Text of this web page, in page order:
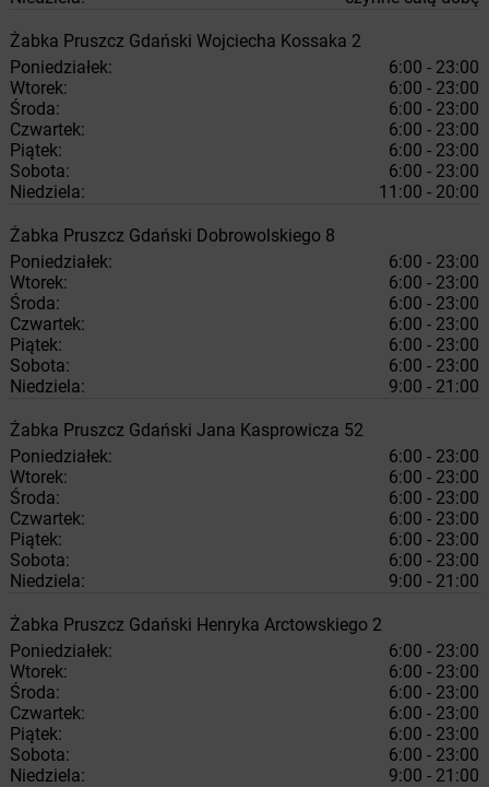
Żabka Pruszcz Gdański Wojciecha Kossaka 2
Poniedziałek:
6:00 - 23:00
Wtorek:
6:00 - 23:00
Środa:
6:00 - 23:00
Czwartek:
6:00 - 23:00
Piątek:
6:00 - 23:00
Sobota:
6:00 - 23:00
Niedziela:
11:00 - 20:00
Żabka Pruszcz Gdański Dobrowolskiego 8
Poniedziałek:
6:00 - 23:00
Wtorek:
6:00 - 23:00
Środa:
6:00 - 23:00
Czwartek:
6:00 - 23:00
Piątek:
6:00 - 23:00
Sobota:
6:00 - 23:00
Niedziela:
9:00 - 21:00
Żabka Pruszcz Gdański Jana Kasprowicza 52
Poniedziałek:
6:00 - 23:00
Wtorek:
6:00 - 23:00
Środa:
6:00 - 23:00
Czwartek:
6:00 - 23:00
Piątek:
6:00 - 23:00
Sobota:
6:00 - 23:00
Niedziela:
9:00 - 21:00
Żabka Pruszcz Gdański Henryka Arctowskiego 2
Poniedziałek:
6:00 - 23:00
Wtorek:
6:00 - 23:00
Środa:
6:00 - 23:00
Czwartek:
6:00 - 23:00
Piątek:
6:00 - 23:00
Sobota:
6:00 - 23:00
Niedziela:
9:00 - 21:00